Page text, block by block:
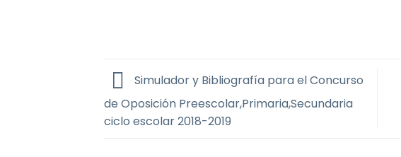
Simulador y Bibliografía para el Concurso
de Oposición Preescolar,Primaria,Secundaria
ciclo escolar 2018-2019